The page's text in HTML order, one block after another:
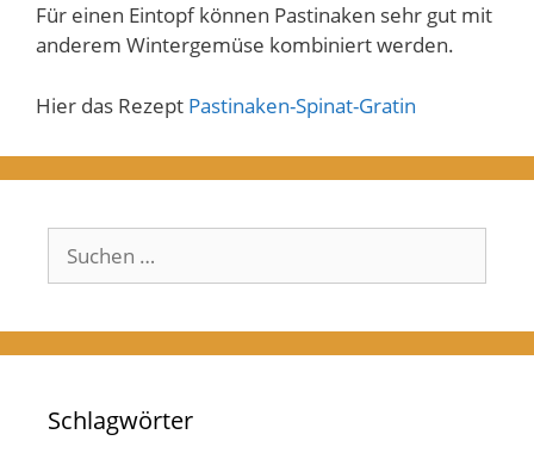
Für einen Eintopf können Pastinaken sehr gut mit
anderem Wintergemüse kombiniert werden.
Hier das Rezept Pastinaken-Spinat-Gratin
Suchen
nach:
Schlagwörter